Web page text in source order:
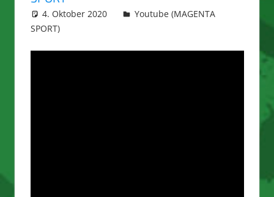
4. Oktober 2020 integromat
Youtube (MAGENTA
SPORT)